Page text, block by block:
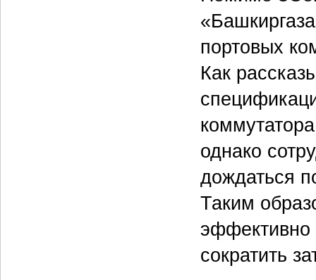
портовых
Как
однако
дождаться
Таким
эффективно
сократить